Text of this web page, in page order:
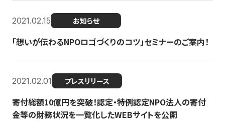
2021.02.15 お知らせ
「想いが伝わるNPOロゴづくりのコツ」セミナーのご案内！
2021.02.01 プレスリリース
寄付総額10億円を突破！認定・特例認定NPO法人の寄付
金等の財務状況を一覧化したWEBサイトを公開